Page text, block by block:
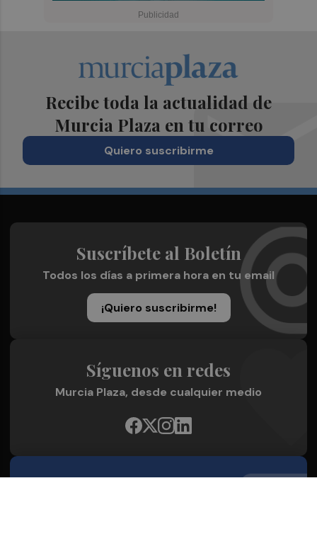
Recibe toda la actualidad de
Murcia Plaza en tu correo
Quiero suscribirme
Suscríbete al Boletín
Todos los días a primera hora en tu email
¡Quiero suscribirme!
Síguenos en redes
Murcia Plaza, desde cualquier medio